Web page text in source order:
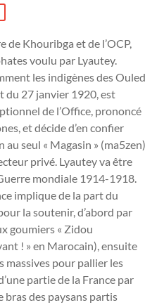
de Khouribga et de l’OCP,
voulu par Lyautey.
les indigènes des Ouled
du 27 janvier 1920, est
de l’Office, prononcé
et décide d’en confier
seul « Magasin » (ma5zen)
privé. Lyautey va être
mondiale 1914-1918.
implique de la part du
la soutenir, d’abord par
goumiers « Zidou
! » en Marocain), ensuite
massives pour pallier les
partie de la France par
bras des paysans partis